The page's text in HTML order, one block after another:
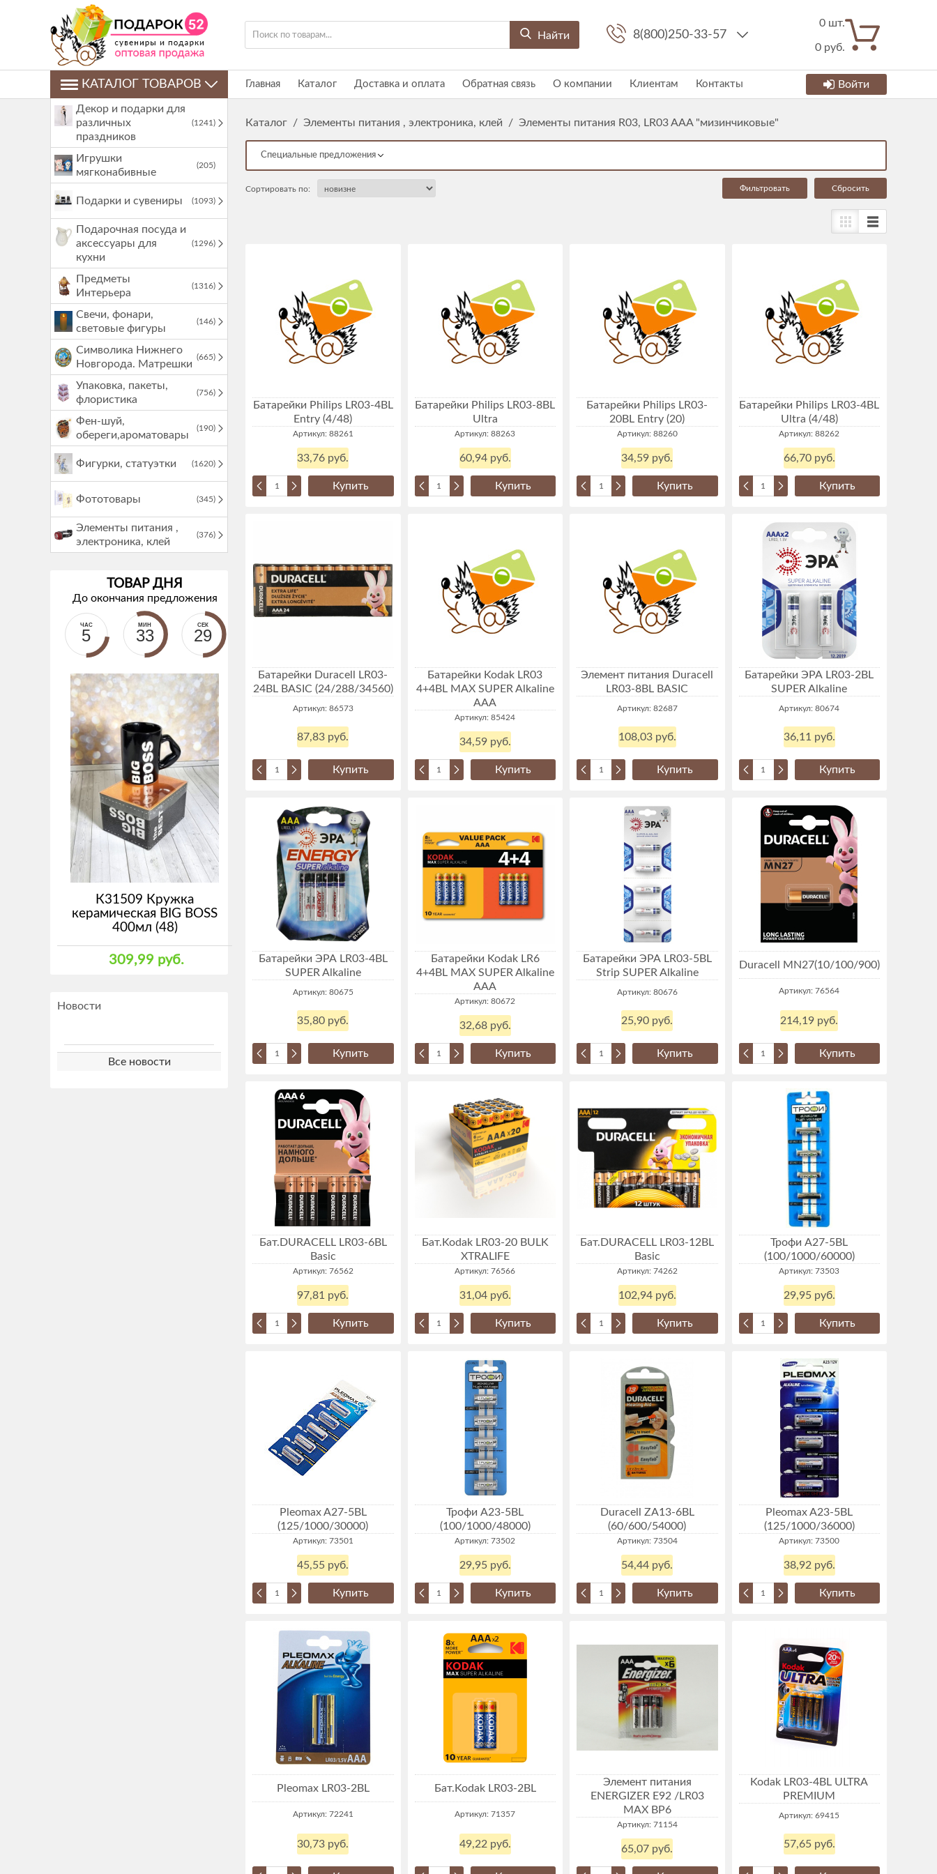
Найти 8(800)250-33-57
0 шт.
0 руб.
КАТАЛОГ ТОВАРОВ
Декор и подарки для
различных
праздников
(1241)
Игрушки
мягконабивные
(205)
Подарки и сувениры (1093)
Подарочная посуда и
аксессуары для
кухни
(1296)
Предметы
Интерьера
(1316)
Свечи, фонари,
световые фигуры
(146)
Символика Нижнего
Новгорода. Матрешки
(665)
Упаковка, пакеты,
флористика
(756)
Фен-шуй,
обереги,ароматовары
(190)
Фигурки, статуэтки (1620)
Фототовары (345)
Элементы питания ,
электроника, клей
(376)
ТОВАР ДНЯ
До окончания предложения
ЧАС
5
МИН
33
СЕК
28
К31509 Кружка
керамическая BIG BOSS
400мл (48)
309,99 руб.
Новости
Все новости
Главная Каталог Доставка и оплата Обратная связь О компании Клиентам Контакты Войти
Каталог / Элементы питания , электроника, клей / Элементы питания R03, LR03 AAA "мизинчиковые"
Сортировать по:
Специальные предложения
Cбросить
Батарейки Philips LR03-4BL
Entry (4/48)
Артикул: 88261
33,76 руб.
Купить
Батарейки Philips LR03-8BL
Ultra
Артикул: 88263
60,94 руб.
Купить
Батарейки Philips LR03-
20BL Entry (20)
Артикул: 88260
34,59 руб.
Купить
Батарейки Philips LR03-4BL
Ultra (4/48)
Артикул: 88262
66,70 руб.
Купить
Батарейки Duracell LR03-
24BL BASIC (24/288/34560)
Артикул: 86573
87,83 руб.
Купить
Батарейки Kodak LR03
4+4BL MAX SUPER Alkaline
AAA
Артикул: 85424
34,59 руб.
Купить
Элемент питания Duracell
LR03-8BL BASIC
Артикул: 82687
108,03 руб.
Купить
Батарейки ЭРА LR03-2BL
SUPER Alkaline
Артикул: 80674
36,11 руб.
Купить
Батарейки ЭРА LR03-4BL
SUPER Alkaline
Артикул: 80675
35,80 руб.
Купить
Батарейки Kodak LR6
4+4BL MAX SUPER Alkaline
AAA
Артикул: 80672
32,68 руб.
Купить
Батарейки ЭРА LR03-5BL
Strip SUPER Alkaline
Артикул: 80676
25,90 руб.
Купить
Duracell MN27(10/100/900)
Артикул: 76564
214,19 руб.
Купить
Бат.DURACELL LR03-6BL
Basic
Артикул: 76562
97,81 руб.
Купить
Бат.Kodak LR03-20 BULK
XTRALIFE
Артикул: 76566
31,04 руб.
Купить
Бат.DURACELL LR03-12BL
Basic
Артикул: 74262
102,94 руб.
Купить
Трофи A27-5BL
(100/1000/60000)
Артикул: 73503
29,95 руб.
Купить
Pleomax A27-5BL
(125/1000/30000)
Артикул: 73501
45,55 руб.
Купить
Трофи A23-5BL
(100/1000/48000)
Артикул: 73502
29,95 руб.
Купить
Duracell ZA13-6BL
(60/600/54000)
Артикул: 73504
54,44 руб.
Купить
Pleomax A23-5BL
(125/1000/36000)
Артикул: 73500
38,92 руб.
Купить
Pleomax LR03-2BL
Артикул: 72241
30,73 руб.
Бат.Kodak LR03-2BL
Артикул: 71357
49,22 руб.
Элемент питания
ENERGIZER E92 /LR03
MAX BP6
Артикул: 71154
65,07 руб.
Kodak LR03-4BL ULTRA
PREMIUM
Артикул: 69415
57,65 руб.